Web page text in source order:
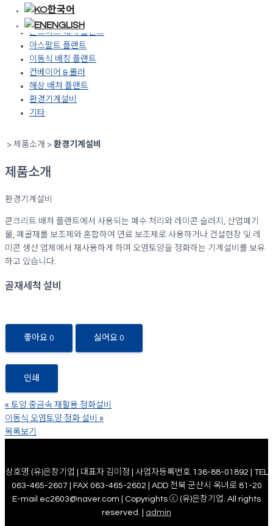
한국어
ENGLISH
콘크리트 믹서
콘크리트 배쳐 플랜트
아스팔트 플랜트
이동식 배칭 플랜트
컨베이어 & 롤러
해상 배쳐 플랜트
환경기계설비
기타
> 제품소개 > 환경기계설비
제품소개
환경기계설비
콘크리트 배쳐 플랜트에서 사용되는 폐수 처리와 레미콘 슬러지, 산업폐기
물, 폐골재를 보조제와 혼합하여 연료 보조제로 사용하거나 건설현장 및 레
미콘 생산 업체에서 재사용하게 하며 오염토양을 정화하는 기계설비를 보유
하고 있습니다.
골재세척 설비
좋아요 0 싫어요 0
인쇄
« 토양 중금속 재활용 정화설비
이동식 오염토양 정화 설비
»
목록보기
상호명 (유)은창기업 | 대표자 김미정 | 사업자등록번호 136-88-01892 | TEL
063-465-2607 | FAX 063-465-2602 | ADD 전북 군산시 옥녀로 81-20
E-mail ec2603@naver.com | Copyrights ⓒ (유)은창기업. All rights
reserved. | admin